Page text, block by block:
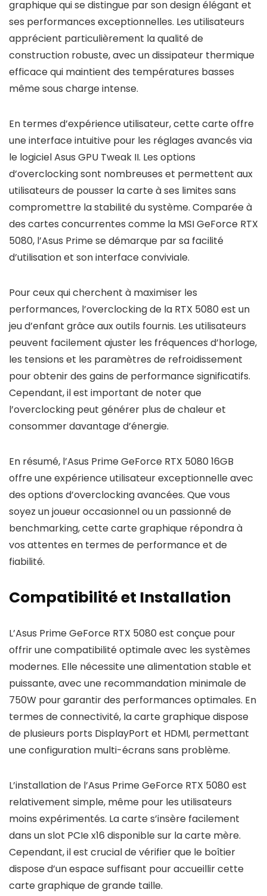
graphique qui se distingue par son design élégant et
ses performances exceptionnelles. Les utilisateurs
apprécient particulièrement la qualité de
construction robuste, avec un dissipateur thermique
efficace qui maintient des températures basses
même sous charge intense.
En termes d’expérience utilisateur, cette carte offre
une interface intuitive pour les réglages avancés via
le logiciel Asus GPU Tweak II. Les options
d’overclocking sont nombreuses et permettent aux
utilisateurs de pousser la carte à ses limites sans
compromettre la stabilité du système. Comparée à
des cartes concurrentes comme la MSI GeForce RTX
5080, l’Asus Prime se démarque par sa facilité
d’utilisation et son interface conviviale.
Pour ceux qui cherchent à maximiser les
performances, l’overclocking de la RTX 5080 est un
jeu d’enfant grâce aux outils fournis. Les utilisateurs
peuvent facilement ajuster les fréquences d’horloge,
les tensions et les paramètres de refroidissement
pour obtenir des gains de performance significatifs.
Cependant, il est important de noter que
l’overclocking peut générer plus de chaleur et
consommer davantage d’énergie.
En résumé, l’Asus Prime GeForce RTX 5080 16GB
offre une expérience utilisateur exceptionnelle avec
des options d’overclocking avancées. Que vous
soyez un joueur occasionnel ou un passionné de
benchmarking, cette carte graphique répondra à
vos attentes en termes de performance et de
fiabilité.
Compatibilité et Installation
L’Asus Prime GeForce RTX 5080 est conçue pour
offrir une compatibilité optimale avec les systèmes
modernes. Elle nécessite une alimentation stable et
puissante, avec une recommandation minimale de
750W pour garantir des performances optimales. En
termes de connectivité, la carte graphique dispose
de plusieurs ports DisplayPort et HDMI, permettant
une configuration multi-écrans sans problème.
L’installation de l’Asus Prime GeForce RTX 5080 est
relativement simple, même pour les utilisateurs
moins expérimentés. La carte s’insère facilement
dans un slot PCIe x16 disponible sur la carte mère.
Cependant, il est crucial de vérifier que le boîtier
dispose d’un espace suffisant pour accueillir cette
carte graphique de grande taille.